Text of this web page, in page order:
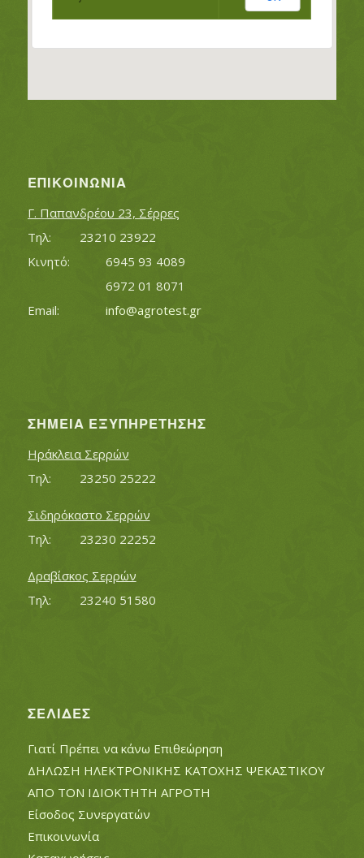
ΕΠΙΚΟΙΝΩΝΊΑ
Γ. Παπανδρέου 23, Σέρρες
Τηλ:		23210 23922
Κινητό:		6945 93 4089
			6972 01 8071
info@agrotest.gr
ΣΗΜΕΊΑ ΕΞΥΠΗΡΈΤΗΣΗΣ
Ηράκλεια Σερρών
Τηλ:		23250 25222
Σιδηρόκαστο Σερρών
Τηλ:		23230 22252
Δραβίσκος Σερρών
Τηλ:		23240 51580
ΣΕΛΊΔΕΣ
Γιατί Πρέπει να κάνω Επιθεώρηση
ΔΗΛΩΣΗ ΗΛΕΚΤΡΟΝΙΚΗΣ ΚΑΤΟΧΗΣ ΨΕΚΑΣΤΙΚΟΥ
ΑΠΟ ΤΟΝ ΙΔΙΟΚΤΗΤΗ ΑΓΡΟΤΗ
Είσοδος Συνεργατών
Επικοινωνία